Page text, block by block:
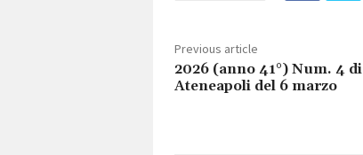
Previous article
2026 (anno 41°) Num. 4 di
Ateneapoli del 6 marzo